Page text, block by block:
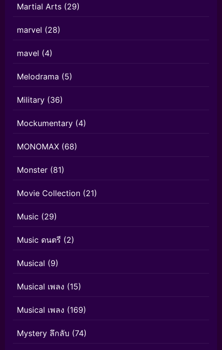
Martial Arts (29)
marvel (28)
mavel (4)
Melodrama (5)
Military (36)
Mockumentary (4)
MONOMAX (68)
Monster (81)
Movie Collection (21)
Music (29)
Music ดนตรี (2)
Musical (9)
Musical เพลง (15)
Musical เพลง (169)
Mystery ลึกลับ (74)